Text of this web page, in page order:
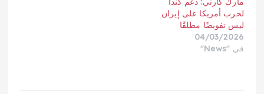
لحرب أمريكا على إيران
ليس تفويضًا مطلقًا
04/03/2026
في "News"